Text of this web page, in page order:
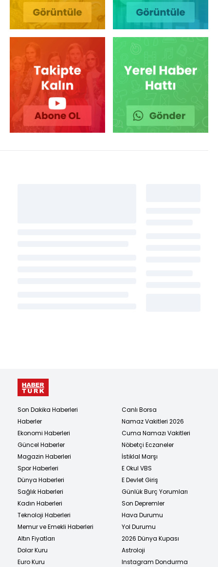
Son Dakika Haberleri
Haberler
Ekonomi Haberleri
Güncel Haberler
Magazin Haberleri
Spor Haberleri
Dünya Haberleri
Sağlık Haberleri
Kadın Haberleri
Teknoloji Haberleri
Memur ve Emekli Haberleri
Altın Fiyatları
Dolar Kuru
Euro Kuru
Canlı Borsa
Namaz Vakitleri 2026
Cuma Namazı Vakitleri
Nöbetçi Eczaneler
İstiklal Marşı
E Okul VBS
E Devlet Giriş
Günlük Burç Yorumları
Son Depremler
Hava Durumu
Yol Durumu
2026 Dünya Kupası
Astroloji
Instagram Dondurma